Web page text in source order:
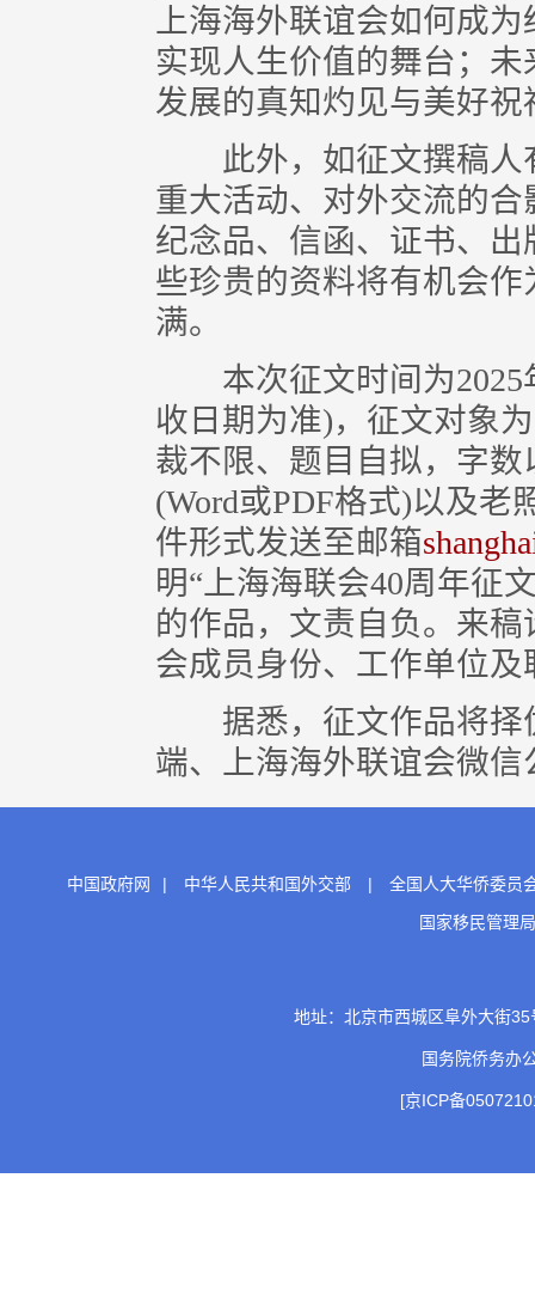
上海海外联谊会如何成
实现人生价值的舞台；
发展的真知灼见与美好祝
此外，如征文撰稿人
重大活动、对外交流的
纪念品、信函、证书、
些珍贵的资料将有机会
满。
本次征文时间为2025
收日期为准)，征文对象
裁不限、题目自拟，字数
(Word或PDF格式)以及
件形式发送至邮箱
明“上海海联会40周年征
的作品，文责自负。来
会成员身份、工作单位
据悉，征文作品将择
端、上海海外联谊会微
中国政府网 | 中华人民共和国外交部 |
全国人大华侨委员
国家移民管理局
地址：北京市西城区阜外大街
国务院侨务
[京ICP备